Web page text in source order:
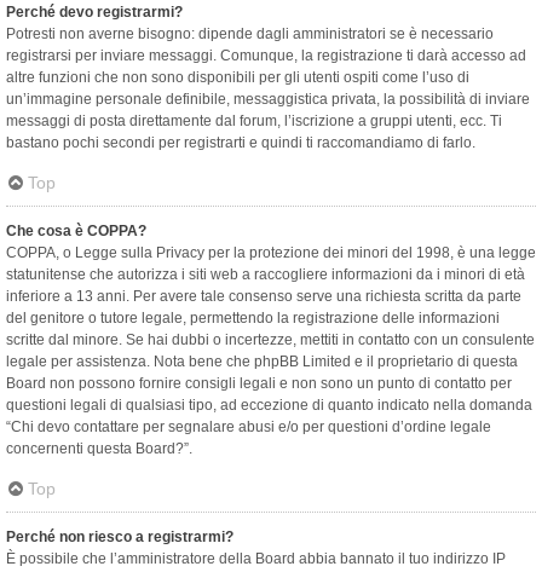
Perché devo registrarmi?
Potresti non averne bisogno: dipende dagli amministratori se è necessario
registrarsi per inviare messaggi. Comunque, la registrazione ti darà accesso ad
altre funzioni che non sono disponibili per gli utenti ospiti come l’uso di
un’immagine personale definibile, messaggistica privata, la possibilità di inviare
messaggi di posta direttamente dal forum, l’iscrizione a gruppi utenti, ecc. Ti
bastano pochi secondi per registrarti e quindi ti raccomandiamo di farlo.
Top
Che cosa è COPPA?
COPPA, o Legge sulla Privacy per la protezione dei minori del 1998, è una legge
statunitense che autorizza i siti web a raccogliere informazioni da i minori di età
inferiore a 13 anni. Per avere tale consenso serve una richiesta scritta da parte
del genitore o tutore legale, permettendo la registrazione delle informazioni
scritte dal minore. Se hai dubbi o incertezze, mettiti in contatto con un consulente
legale per assistenza. Nota bene che phpBB Limited e il proprietario di questa
Board non possono fornire consigli legali e non sono un punto di contatto per
questioni legali di qualsiasi tipo, ad eccezione di quanto indicato nella domanda
“Chi devo contattare per segnalare abusi e/o per questioni d’ordine legale
concernenti questa Board?”.
Top
Perché non riesco a registrarmi?
È possibile che l’amministratore della Board abbia bannato il tuo indirizzo IP